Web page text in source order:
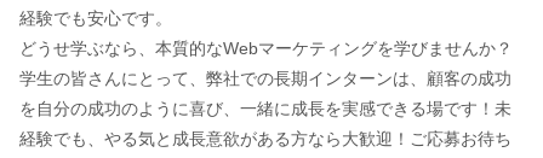
経験でも安心です。
どうせ学ぶなら、本質的なWebマーケティングを学びませんか？
学生の皆さんにとって、弊社での長期インターンは、顧客の成功
を自分の成功のように喜び、一緒に成長を実感できる場です！未
経験でも、やる気と成長意欲がある方なら大歓迎！ご応募お待ち